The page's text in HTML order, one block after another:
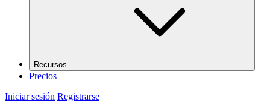
Recursos
Precios
Iniciar sesión Registrarse